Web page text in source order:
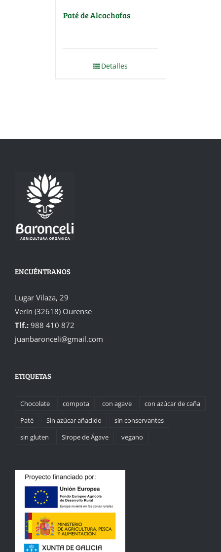
Paté de Alcachofas
Detalles
ENCUÉNTRANOS
Lugar Vilaza, 29
Verín (32618) Ourense
Tlf.: 988 410 872
juanbaronceli@gmail.com
ETIQUETAS
Chocolate compota con agave
con azúcar de caña
Paté
Sin azúcar añadido
sin conservantes
sin gluten
Sirope de Ágave vegano